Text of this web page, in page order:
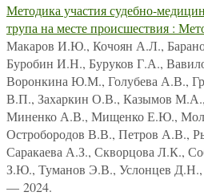
Методика участия судебно-
трупа на месте происшествия :
Макаров И.Ю., Кочоян А.Л.,
Буробин И.Н., Буруков Г.А.,
Воронкина Ю.М., Голубева А.В.,
В.П., Захаркин О.В., Казымов
Миненко А.В., Мищенко Е.Ю.,
Остробородов В.В., Петров А.В.,
Саракаева А.З., Скворцова Л.К.,
З.Ю., Туманов Э.В., Услонцев
— 2024.